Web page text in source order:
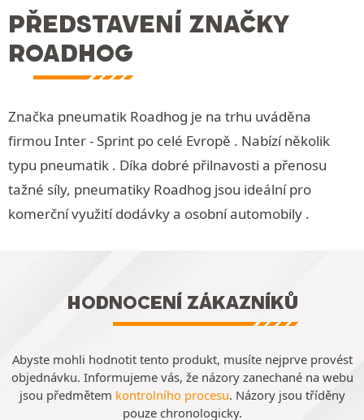
PŘEDSTAVENÍ ZNAČKY
ROADHOG
Značka pneumatik Roadhog je na trhu uváděna
firmou Inter - Sprint po celé Evropě . Nabízí několik
typu pneumatik . Díka dobré přilnavosti a přenosu
tažné síly, pneumatiky Roadhog jsou ideální pro
komerční využití dodávky a osobní automobily .
HODNOCENÍ ZÁKAZNÍKŮ
Abyste mohli hodnotit tento produkt, musíte nejprve provést
objednávku. Informujeme vás, že názory zanechané na webu
jsou předmětem kontrolního procesu. Názory jsou tříděny
pouze chronologicky.